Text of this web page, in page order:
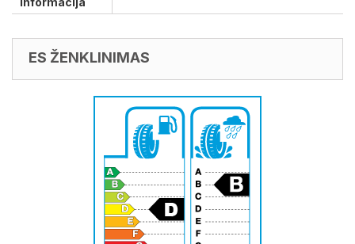
ES ŽENKLINIMAS